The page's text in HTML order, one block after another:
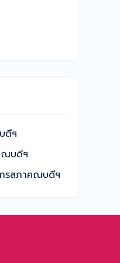
ดีฯ
ณบดีฯ
รสภาคณบดีฯ